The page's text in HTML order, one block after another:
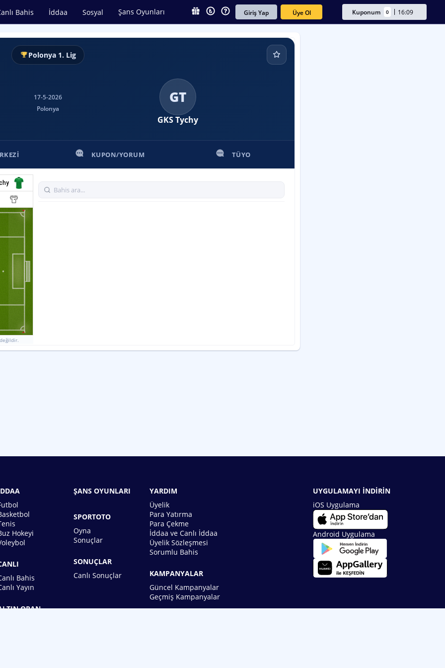
Bahis İddaa Sosyal Şans Oyunları Giriş Yap Üye Ol Kuponum 0 16:09
Polonya 1. Lig
17-5-2026
Polonya
GT
GKS Tychy
KUPON/YORUM TÜYO
Hokeyi
Bahis
Yayın
ORAN
ŞANS OYUNLARI
SPORTOTO
Oyna
Sonuçlar
SONUÇLAR
Canlı Sonuçlar
YARDIM
Üyelik
Para Yatırma
Para Çekme
İddaa ve Canlı İddaa
Üyelik Sözleşmesi
Sorumlu Bahis
KAMPANYALAR
Güncel Kampanyalar
Geçmiş Kampanyalar
UYGULAMAYI İNDİRİN
iOS Uygulama
Android Uygulama